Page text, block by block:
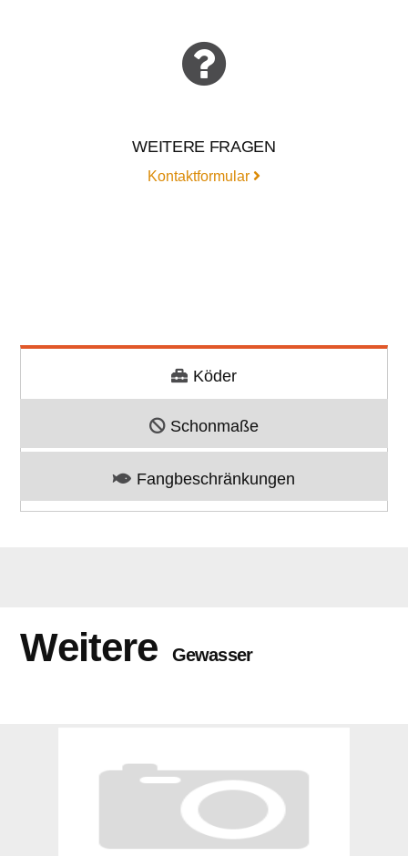
WEITERE FRAGEN
Kontaktformular
Köder
Schonmaße
Fangbeschränkungen
Weitere Gewasser